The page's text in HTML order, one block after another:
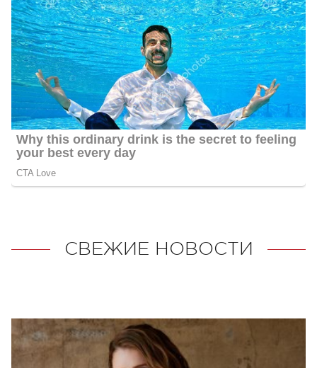
СВЕЖИЕ НОВОСТИ